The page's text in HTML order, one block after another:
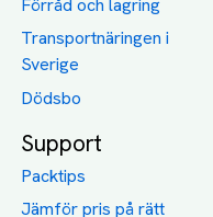
Förråd och lagring
Transportnäringen i
Sverige
Dödsbo
Support
Packtips
Jämför pris på rätt